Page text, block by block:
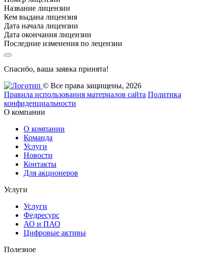
Название лицензии
Кем выдана лицензия
Дата начала лицензии
Дата окончания лицензии
Последние изменения по лецензии
Спасибо, ваша заявка принята!
© Все права защищены, 2026
Правила использования материалов сайта Политика
конфиденциальности
О компании
О компании
Команда
Услуги
Новости
Контакты
Для акционеров
Услуги
Услуги
Федресурс
АО и ПАО
Цифровые активы
Полезное